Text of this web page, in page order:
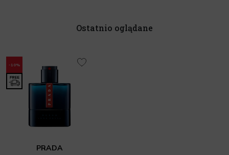
Ostatnio oglądane
-10%
PRADA